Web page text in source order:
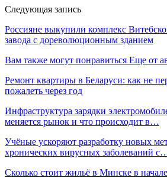
Следующая запись
Россияне выкупили комплекс
завода с дореволюционным зданием
Вам также могут понравиться Еще от
Ремонт квартиры в Беларуси: как не
пожалеть через год
Инфраструктура зарядки
меняется рынок и что происходит в…
Учёные ускоряют разработку новых
хронических вирусных заболеваний
Сколько стоит жильё в Минске в